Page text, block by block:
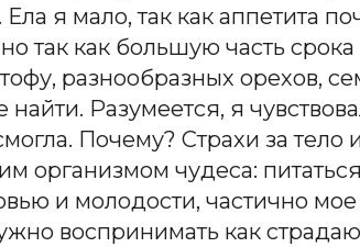
я мало, так как аппетита
так как большую часть
разнообразных орехов,
Разумеется, я
Почему? Страхи за тело
организмом чудеса:
и молодости, частично мое
воспринимать как